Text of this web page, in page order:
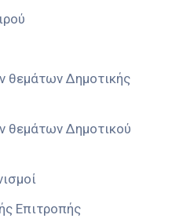
θεμάτων Δημοτικής
θεμάτων Δημοτικού
Επιτροπής